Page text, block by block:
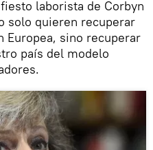
laborista de Corbyn
solo quieren recuperar
Europea, sino recuperar
país del modelo